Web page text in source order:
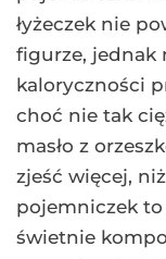
łyżeczek nie
figurze, jednak
kaloryczności
choć nie tak
masło z
zjeść więcej,
pojemniczek to
świetnie